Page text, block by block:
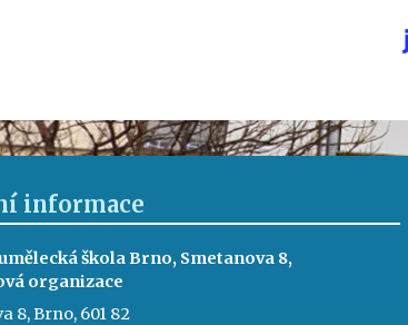
informace
škola Brno, Smetanova 8,
organizace
8, Brno, 601 82